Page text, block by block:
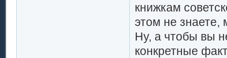
книжкам
этом не знаете,
Ну, а чтобы вы
конкретные